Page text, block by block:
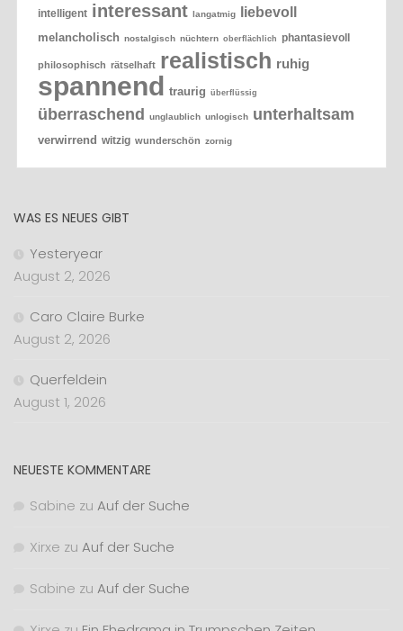
intelligent interessant langatmig liebevoll
melancholisch nostalgisch nüchtern oberflächlich phantasievoll
philosophisch rätselhaft realistisch ruhig
spannend traurig überflüssig
überraschend unglaublich unlogisch unterhaltsam
verwirrend witzig wunderschön zornig
WAS ES NEUES GIBT
Yesteryear
August 2, 2026
Caro Claire Burke
August 2, 2026
Querfeldein
August 1, 2026
NEUESTE KOMMENTARE
Sabine zu Auf der Suche
Xirxe zu Auf der Suche
Sabine zu Auf der Suche